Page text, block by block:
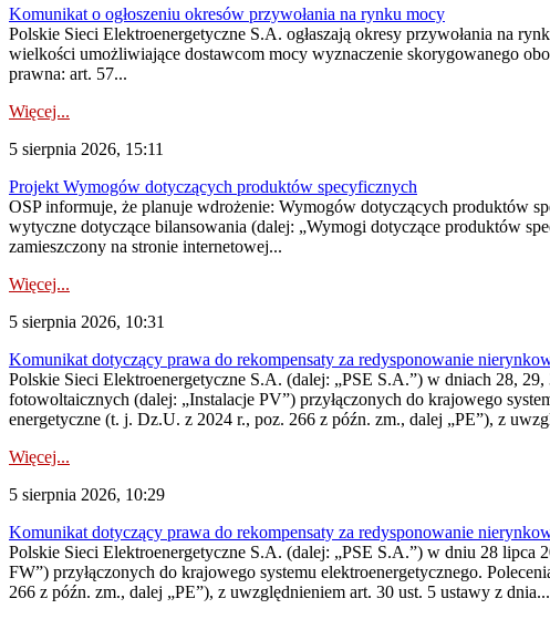
Komunikat o ogłoszeniu okresów przywołania na rynku mocy
Polskie Sieci Elektroenergetyczne S.A. ogłaszają okresy przywołania na
wielkości umożliwiające dostawcom mocy wyznaczenie skorygowanego
prawna: art. 57...
Więcej...
5 sierpnia 2026, 15:11
Projekt Wymogów dotyczących produktów specyficznych
OSP informuje, że planuje wdrożenie: Wymogów dotyczących produktów
wytyczne dotyczące bilansowania (dalej: „Wymogi dotyczące produktów
zamieszczony na stronie internetowej...
Więcej...
5 sierpnia 2026, 10:31
Komunikat dotyczący prawa do rekompensaty za redysponowanie
Polskie Sieci Elektroenergetyczne S.A. (dalej: „PSE S.A.”) w dniach 28,
fotowoltaicznych (dalej: „Instalacje PV”) przyłączonych do krajowego
energetyczne (t. j. Dz.U. z 2024 r., poz. 266 z późn. zm., dalej „PE”), z
Więcej...
5 sierpnia 2026, 10:29
Komunikat dotyczący prawa do rekompensaty za redysponowanie
Polskie Sieci Elektroenergetyczne S.A. (dalej: „PSE S.A.”) w dniu 28 lipca
FW”) przyłączonych do krajowego systemu elektroenergetycznego.
266 z późn. zm., dalej „PE”), z uwzględnieniem art. 30 ust. 5 ustawy z dnia...